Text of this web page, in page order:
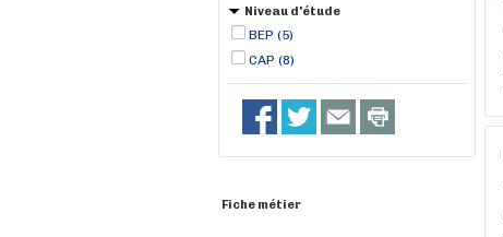
Niveau d'étude
BEP (5)
CAP (8)
Fiche métier